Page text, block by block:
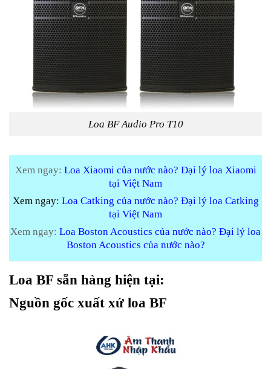
Loa BF Audio Pro T10
Xem ngay: Loa Xiaomi của nước nào? Đại lý loa Xiaomi
tại Việt Nam
Xem ngay: Loa Catking của nước nào? Đại lý loa Catking
tại Việt Nam
Xem ngay: Loa Boston Acoustics của nước nào? Đại lý loa
Boston Acoustics của nước nào?
Loa BF sẵn hàng hiện tại:
Nguồn gốc xuất xứ loa BF